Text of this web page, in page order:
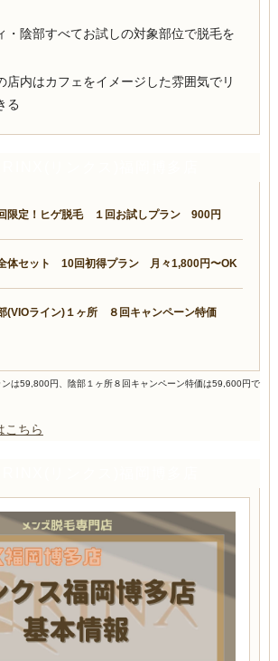
・陰部すべてお試しの対象部位で脱毛を
店内はカフェをイメージした雰囲気でリ
る
限定！ヒゲ脱毛 １回お試しプラン 900円
体セット 10回初得プラン 月々1,800円〜OK
(VIOライン)１ヶ所 ８回キャンペーン特価
59,800円、陰部１ヶ所８回キャンペーン特価は59,600円で
こちら